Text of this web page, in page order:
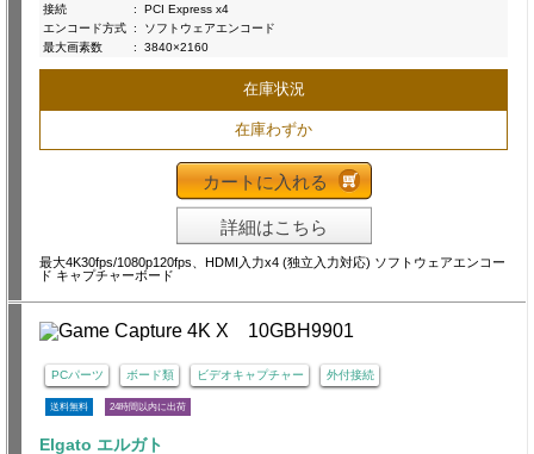
接続
:
PCI Express x4
エンコード方式 :
ソフトウェアエンコード
最大画素数
: 3840×2160
在庫状況
在庫わずか
カートに入れる
詳細はこちら
最大4K30fps/1080p120fps、HDMI入力x4 (独立入力対応) ソフトウェアエンコー
ド キャプチャーボード
PCパーツ ボード類 ビデオキャプチャー 外付接続
送料無料 24時間以内に出荷
Elgato エルガト